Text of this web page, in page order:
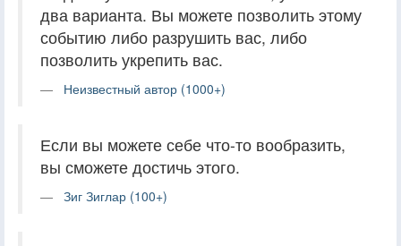
два варианта. Вы можете позволить этому
событию либо разрушить вас, либо
позволить укрепить вас.
Неизвестный автор (1000+)
Если вы можете себе что-то вообразить,
вы сможете достичь этого.
Зиг Зиглар (100+)